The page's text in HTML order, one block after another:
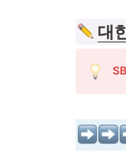
대